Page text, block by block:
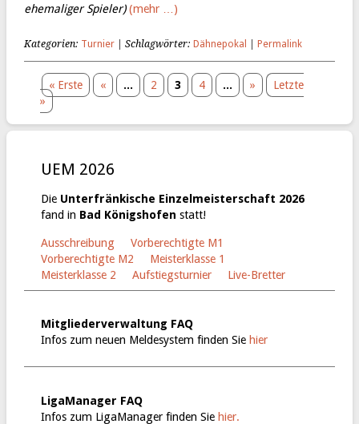
ehemaligerSpieler) (mehr …)
Kategorien: Turnier| Schlagwörter: Dähnepokal Permalink
« Erste « ... 2 3 4 ... »
Letzte
»
UEM 2026
Die Unterfränkische Einzelmeisterschaft 2026
fand in Bad Königshofen statt!
Ausschreibung
Vorberechtigte M1
Vorberechtigte M2
Meisterklasse 1
Meisterklasse 2
Aufstiegsturnier Live-Bretter
Mitgliederverwaltung FAQ
Infos zum neuen Meldesystem finden Sie hier
LigaManager FAQ
Infos zum LigaManager finden Sie hier.